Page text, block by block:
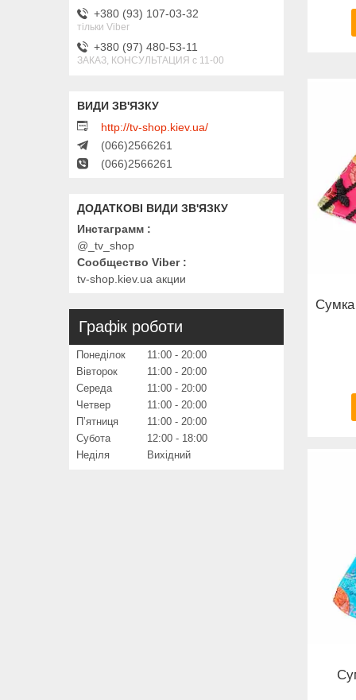
+380 (93) 107-03-32
тільки Viber
+380 (97) 480-53-11
ЗАКАЗ, КОНСУЛЬТАЦИЯ с 11-00
http://tv-shop.kiev.ua/
(066)2566261
(066)2566261
Инстаграмм
@_tv_shop
Сообщество Viber
tv-shop.kiev.ua акции
Графік роботи
Понеділок 11:00
20:00
Вівторок
11:00
20:00
Середа
11:00
20:00
Четвер
11:00
20:00
Пʼятниця
11:00
20:00
Субота
12:00
18:00
Неділя
Вихідний